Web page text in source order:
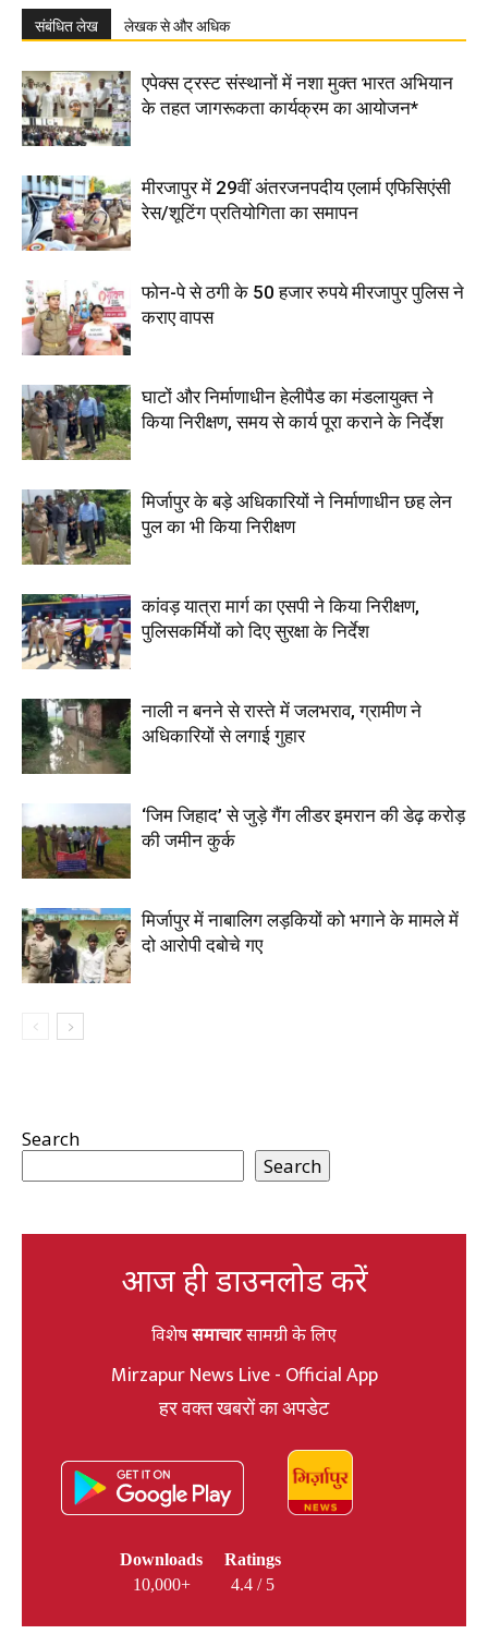
संबंधित लेख लेखक से और अधिक
एपेक्स ट्रस्ट संस्थानों में नशा मुक्त भारत अभियान
के तहत जागरूकता कार्यक्रम का आयोजन*
मीरजापुर में 29वीं अंतरजनपदीय एलार्म एफिसिएंसी
रेस/शूटिंग प्रतियोगिता का समापन
फोन-पे से ठगी के 50 हजार रुपये मीरजापुर पुलिस ने
कराए वापस
घाटों और निर्माणाधीन हेलीपैड का मंडलायुक्त ने
किया निरीक्षण, समय से कार्य पूरा कराने के निर्देश
मिर्जापुर के बड़े अधिकारियों ने निर्माणाधीन छह लेन
पुल का भी किया निरीक्षण
कांवड़ यात्रा मार्ग का एसपी ने किया निरीक्षण,
पुलिसकर्मियों को दिए सुरक्षा के निर्देश
नाली न बनने से रास्ते में जलभराव, ग्रामीण ने
अधिकारियों से लगाई गुहार
‘जिम जिहाद’ से जुड़े गैंग लीडर इमरान की डेढ़ करोड़
की जमीन कुर्क
मिर्जापुर में नाबालिग लड़कियों को भगाने के मामले में
दो आरोपी दबोचे गए
Search
Search
आज ही डाउनलोड करें
विशेषसमाचारसामग्री के लिए
Mirzapur News Live - Official App
हर वक्त खबरों का अपडेट
Downloads
10,000+
Ratings
4.4 / 5